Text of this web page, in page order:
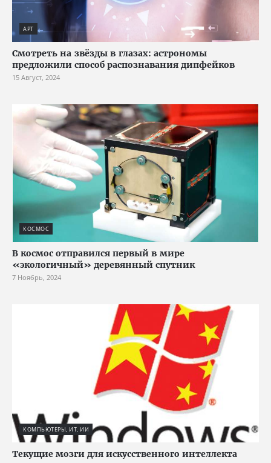
АРТ
Смотреть на звёзды в глазах: астрономы
предложили способ распознавания дипфейков
15 Август, 2024
КОСМОС
В космос отправился первый в мире
«экологичный» деревянный спутник
7 Ноябрь, 2024
КОМПЬЮТЕРЫ, ИТ, ИИ
Текущие мозги для искусственного интеллекта